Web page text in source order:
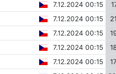
7.12.2024 00:15
7.12.2024 00:15
7.12.2024 00:15
7.12.2024 00:15
7.12.2024 00:15